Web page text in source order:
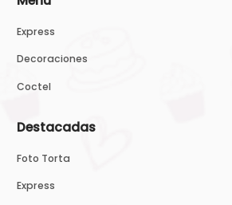
Express
Decoraciones
Coctel
Destacadas
Foto Torta
Express